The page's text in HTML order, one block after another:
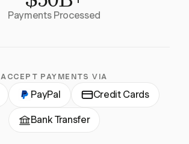
Payments Processed
ACCEPT PAYMENTS VIA
PayPal Credit Cards
Bank Transfer